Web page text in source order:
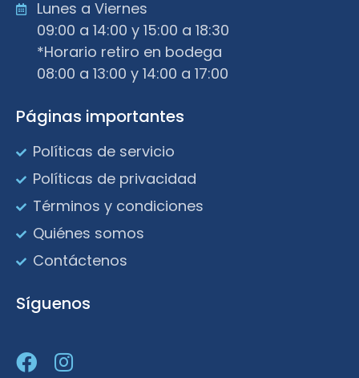
Lunes a Viernes
09:00 a 14:00 y 15:00 a 18:30
*Horario retiro en bodega
08:00 a 13:00 y 14:00 a 17:00
Páginas importantes
Políticas de servicio
Políticas de privacidad
Términos y condiciones
Quiénes somos
Contáctenos
Síguenos